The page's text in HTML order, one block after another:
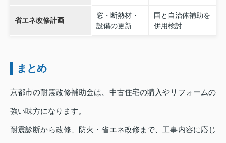
省エネ改修計画
窓・断熱材・
設備の更新
国と自治体補助を
併用検討
まとめ
京都市の耐震改修補助金は、中古住宅の購入やリフォームの
強い味方になります。
耐震診断から改修、防火・省エネ改修まで、工事内容に応じ